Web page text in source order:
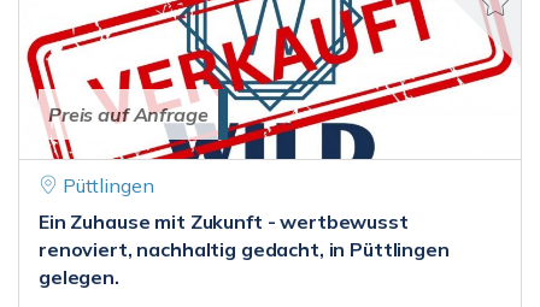
Preis auf Anfrage
Püttlingen
Ein Zuhause mit Zukunft - wertbewusst
renoviert, nachhaltig gedacht, in Püttlingen
gelegen.